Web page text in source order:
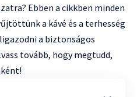
Ebben a cikkben minden
a kávé és a terhesség
a biztonságos
tovább, hogy megtudd,